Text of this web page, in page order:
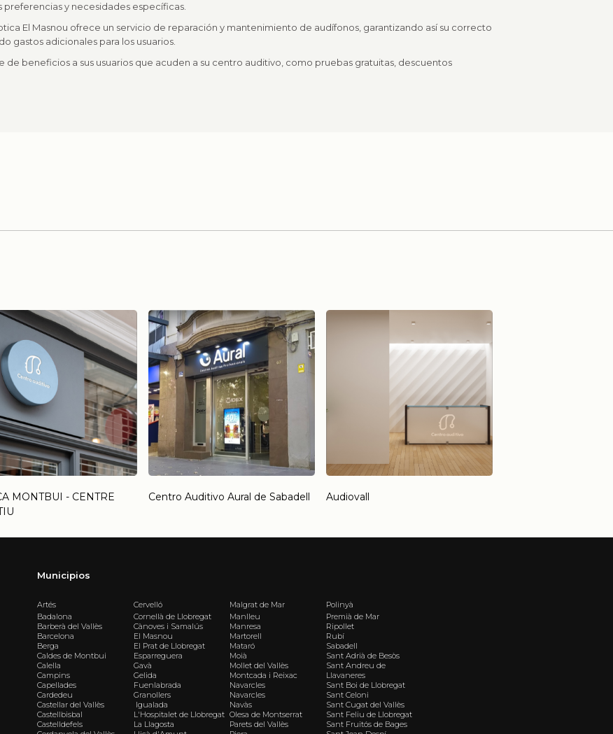
y necesidades específicas.
El Masnou ofrece un servicio de reparación y mantenimiento de audífonos, garantizando así su correcto
gastos adicionales para los usuarios.
de beneficios a sus usuarios que acuden a su centro auditivo, como pruebas gratuitas, descuentos
MONTBUI - CENTRE
Centro Auditivo Aural de Sabadell Audiovall
Municipios
Artés
Badalona
Barberà del Vallès
Barcelona
Berga
Caldes de Montbui
Calella
Campins
Capellades
Cardedeu
Castellar del Vallès
Castellbisbal
Castelldefels
Cervelló
Cornellà de Llobregat
Cànoves i Samalús
El Masnou
El Prat de Llobregat
Esparreguera
Gavà
Gelida
Fuenlabrada
Granollers
Igualada
L'Hospitalet de Llobregat
La Llagosta
Malgrat de Mar
Manlleu
Manresa
Martorell
Mataró
Moià
Mollet del Vallès
Montcada i Reixac
Navarcles
Navarcles
Navàs
Olesa de Montserrat
Parets del Vallès
Polinyà
Premià de Mar
Ripollet
Rubí
Sabadell
Sant Adrià de Besòs
Sant Andreu de
Llavaneres
Sant Boi de Llobregat
Sant Celoni
Sant Cugat del Vallès
Sant Feliu de Llobregat
Sant Fruitós de Bages